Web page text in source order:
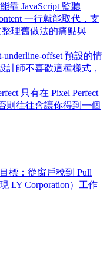
靠 JavaScript 監聽
一行就能取代，支
整理舊做法的痛點與
offset 預設的情
計師不喜歡這種樣式，
只有在 Pixel Perfect
則往往會讓你得到一個
標：從窗戶稅到 Pull
LY Corporation）工作